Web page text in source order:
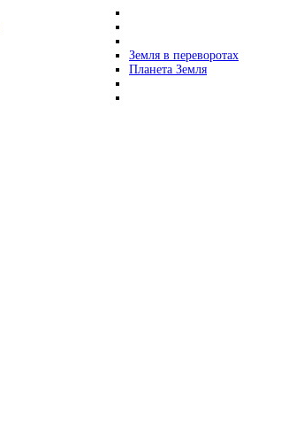
Земля в переворотах
Планета Земля